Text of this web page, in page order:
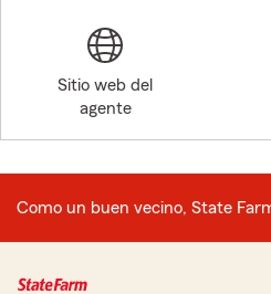
Sitio web del
agente
Como un buen vecino, State